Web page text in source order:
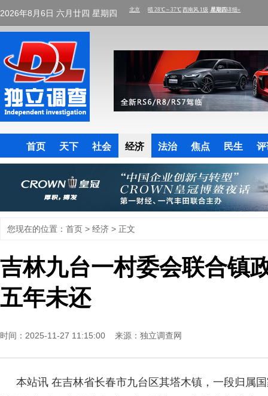
2026年8月6日 六月廿四 星期四
首页 天下 社会 经济 法治 焦点 民生
您现在的位置： 首页 > 经济 > 正文
吉林九台一村委会联合镇
五年未还
时间：2025-11-27 11:15:00 来源： 独立调查网
本站讯 在吉林省长春市九台区其塔木镇，一段归属